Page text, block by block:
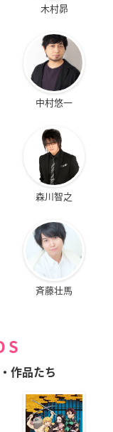
木村昴
中村悠一
森川智之
斉藤壮馬
作品たち